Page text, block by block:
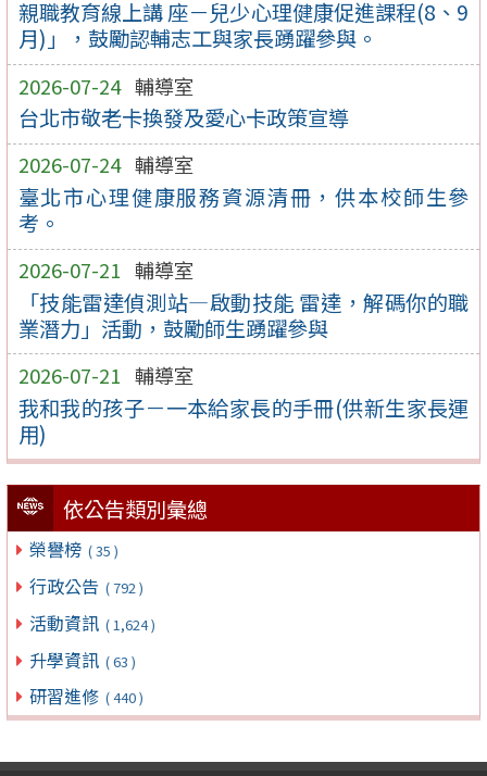
親職教育線上講 座－兒少心理健康促進課程(8、9
月)」，鼓勵認輔志工與家長踴躍參與。
2026-07-24 輔導室
台北市敬老卡換發及愛心卡政策宣導
2026-07-24 輔導室
臺北市心理健康服務資源清冊，供本校師生參
考。
2026-07-21 輔導室
「技能雷達偵測站—啟動技能 雷達，解碼你的職
業潛力」活動，鼓勵師生踴躍參與
2026-07-21 輔導室
我和我的孩子－一本給家長的手冊(供新生家長運
用)
依公告類別彙總
榮譽榜 ( 35 )
行政公告 ( 792 )
活動資訊 ( 1,624 )
升學資訊 ( 63 )
研習進修 ( 440 )